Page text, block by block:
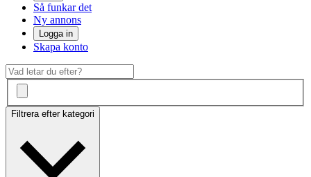
Så funkar det
Ny annons
Logga in
Skapa konto
Filtrera efter kategori